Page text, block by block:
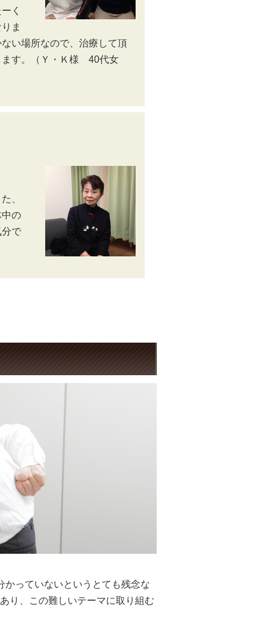
く
ま
い場所なので、治療して頂
ます。（Ｙ・Ｋ様 40代女
、
の
で
っていないというとても残念な
り、この難しいテーマに取り組む